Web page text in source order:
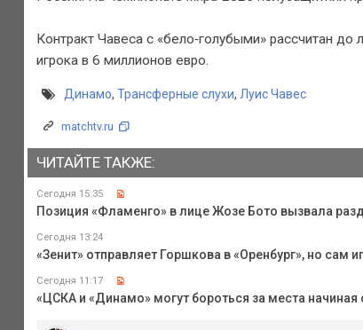
Контракт Чавеса с «бело‑голубыми» рассчитан
игрока в 6 миллионов евро.
Динамо, Трансферные слухи, Луис Чавес
matchtv.ru
ЧИТАЙТЕ ТАКЖЕ:
Сегодня 15:35
Позиция «Фламенго» в лице Жозе Бото вызвала
Сегодня 13:24
«Зенит» отправляет Горшкова в «Оренбург», но сам
Сегодня 11:17
«ЦСКА и «Динамо» могут бороться за места